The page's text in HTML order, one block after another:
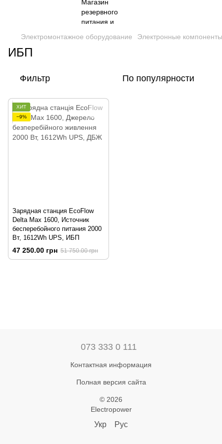
Электромонтажное оборудование Электронные компоненты
ИБП
Фильтр По популярности
ХИТ
−9%
Зарядная станция EcoFlow
Delta Max 1600, Источник
бесперебойного питания 2000
Вт, 1612Wh UPS, ИБП
47 250.00 грн 51 750.00 грн
073 333 0 111
Контактная информация
Полная версия сайта
© 2026
Electropower
Укр Рус